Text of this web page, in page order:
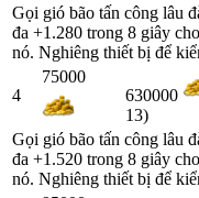
Gọi gió bão tấn công lâu
đa +1.280 trong 8 giây
nó. Nghiêng thiết bị để
4
75000
630000
13)
Gọi gió bão tấn công lâu
đa +1.520 trong 8 giây
nó. Nghiêng thiết bị để